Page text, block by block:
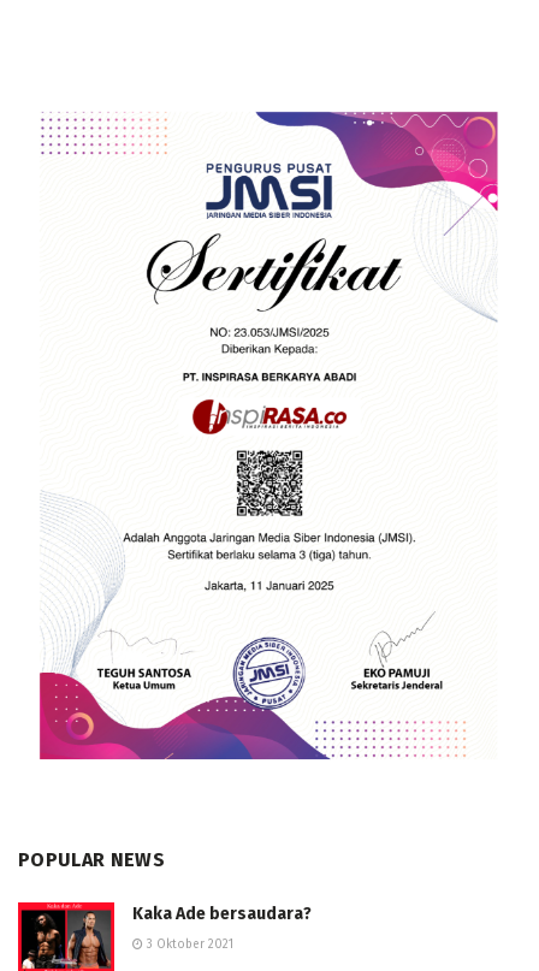
POPULAR NEWS
Kaka Ade bersaudara?
3 Oktober 2021